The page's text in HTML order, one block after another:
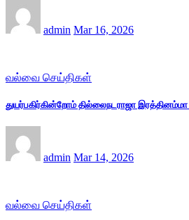
admin Mar 16, 2026
வல்வை செய்திகள்
துயர்பகிர்கின்றோம் தில்லைநடராஜா
admin Mar 14, 2026
வல்வை செய்திகள்